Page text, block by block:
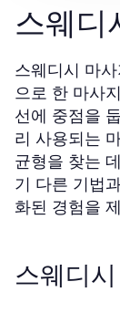
스웨디
스웨디시 마
으로 한 마사
선에 중점을
리 사용되는
균형을 찾는
기 다른 기법
화된 경험을
스웨디